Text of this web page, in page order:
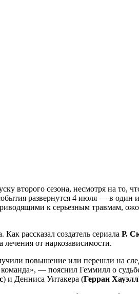
второго сезона, несмотря на то,
развернутся 4 июля — в
к серьезным травмам,
рассказал создатель сериала Р.
от наркозависимости.
повышение или перешли на
— пояснил Геммилл о
) и Денниса Уитакера (Герран Хауэлл